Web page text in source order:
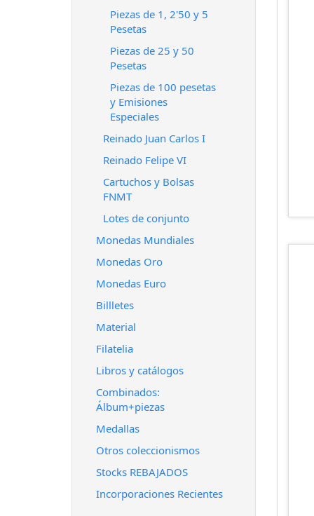
Piezas de 1, 2'50 y 5
Pesetas
Piezas de 25 y 50
Pesetas
Piezas de 100 pesetas
y Emisiones
Especiales
Reinado Juan Carlos I
Reinado Felipe VI
Cartuchos y Bolsas
FNMT
Lotes de conjunto
Monedas Mundiales
Monedas Oro
Monedas Euro
Billletes
Material
Filatelia
Libros y catálogos
Combinados:
Álbum+piezas
Medallas
Otros coleccionismos
Stocks REBAJADOS
Incorporaciones Recientes